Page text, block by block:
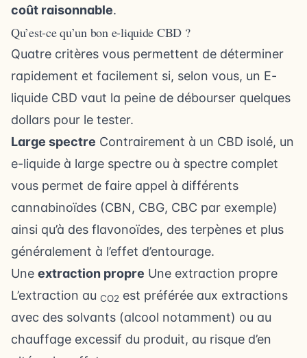
coût raisonnable.
Qu’est-ce qu’un bon e-liquide CBD ?
Quatre critères vous permettent de déterminer
rapidement et facilement si, selon vous, un E-
liquide CBD vaut la peine de débourser quelques
dollars pour le tester.
Large spectre Contrairement à un CBD isolé, un
e-liquide à large spectre ou à spectre complet
vous permet de faire appel à différents
cannabinoïdes (CBN, CBG, CBC par exemple)
ainsi qu’à des flavonoïdes, des terpènes et plus
généralement à l’effet d’entourage.
Une extraction propre Une extraction propre
L’extraction au CO2 est préférée aux extractions
avec des solvants (alcool notamment) ou au
chauffage excessif du produit, au risque d’en